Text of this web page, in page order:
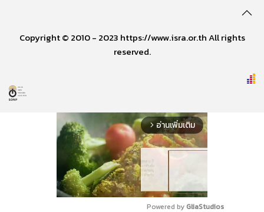
Copyright © 2010 - 2023 https://www.isra.or.th All rights
reserved.
arrow_forward_ios อ่านเพิ่มเติม
Powered by GliaStudios